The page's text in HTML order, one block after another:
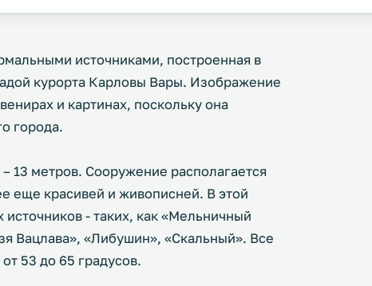
источниками, построенная в
курорта Карловы Вары. Изображение
и картинах, поскольку она
города.
13 метров. Сооружение располагается
еще красивей и живописней. В этой
- таких, как «Мельничный
Вацлава», «Либушин», «Скальный». Все
53 до 65 градусов.